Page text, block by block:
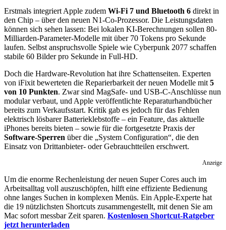
Erstmals integriert Apple zudem Wi-Fi 7 und Bluetooth 6 direkt in
den Chip – über den neuen N1-Co-Prozessor. Die Leistungsdaten
können sich sehen lassen: Bei lokalen KI-Berechnungen sollen 80-
Milliarden-Parameter-Modelle mit über 70 Tokens pro Sekunde
laufen. Selbst anspruchsvolle Spiele wie Cyberpunk 2077 schaffen
stabile 60 Bilder pro Sekunde in Full-HD.
Doch die Hardware-Revolution hat ihre Schattenseiten. Experten
von iFixit bewerteten die Reparierbarkeit der neuen Modelle mit 5
von 10 Punkten. Zwar sind MagSafe- und USB-C-Anschlüsse nun
modular verbaut, und Apple veröffentlichte Reparaturhandbücher
bereits zum Verkaufsstart. Kritik gab es jedoch für das Fehlen
elektrisch lösbarer Batterieklebstoffe – ein Feature, das aktuelle
iPhones bereits bieten – sowie für die fortgesetzte Praxis der
Software-Sperren über die „System Configuration“, die den
Einsatz von Drittanbieter- oder Gebrauchtteilen erschwert.
Anzeige
Um die enorme Rechenleistung der neuen Super Cores auch im
Arbeitsalltag voll auszuschöpfen, hilft eine effiziente Bedienung
ohne langes Suchen in komplexen Menüs. Ein Apple-Experte hat
die 19 nützlichsten Shortcuts zusammengestellt, mit denen Sie am
Mac sofort messbar Zeit sparen. Kostenlosen Shortcut-Ratgeber
jetzt herunterladen